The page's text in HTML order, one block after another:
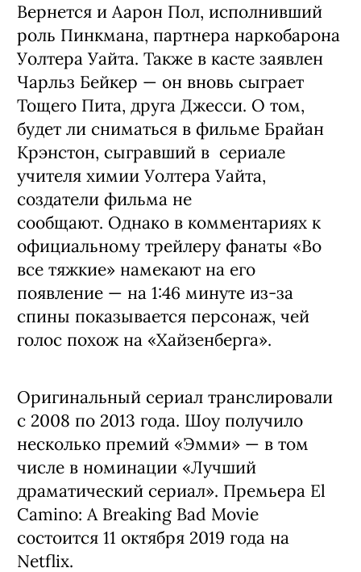
Вернется и Аарон Пол, исполнивший
роль Пинкмана, партнера наркобарона
Уолтера Уайта. Также в касте заявлен
Чарльз Бейкер — он вновь сыграет
Тощего Пита, друга Джесси. О том,
будет ли сниматься в фильме Брайан
Крэнстон, сыгравший в сериале
учителя химии Уолтера Уайта,
создатели фильма не
сообщают. Однако в комментариях к
официальному трейлеру фанаты «Во
все тяжкие» намекают на его
появление — на 1:46 минуте из-за
спины показывается персонаж, чей
голос похож на «Хайзенберга».
Оригинальный сериал транслировали
с 2008 по 2013 года. Шоу получило
несколько премий «Эмми» — в том
числе в номинации «Лучший
драматический сериал». Премьера El
Camino: A Breaking Bad Movie
состоится 11 октября 2019 года на
Netflix.